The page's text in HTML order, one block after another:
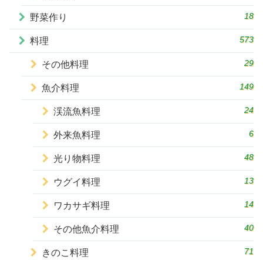
野菜作り 18
料理 573
その他料理 29
魚介料理 149
渓流魚料理 24
外来魚料理 6
光り物料理 48
ウグイ料理 13
ワカサギ料理 14
その他魚介料理 40
きのこ料理 71